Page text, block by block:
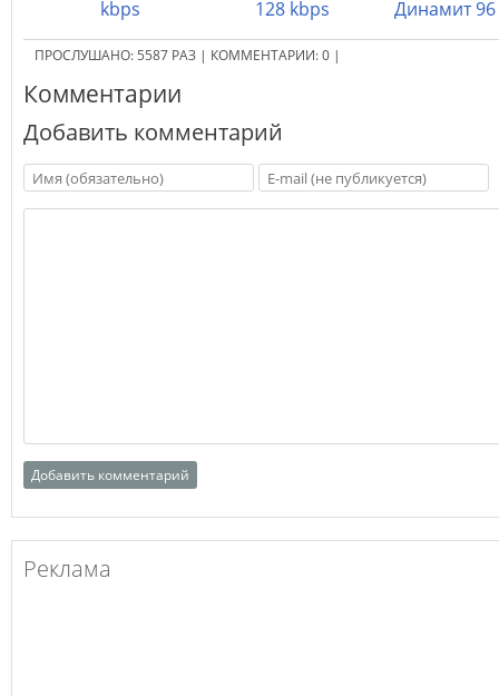
kbps
128 kbps
Динамит
ПРОСЛУШАНО: 5587 РАЗ | КОММЕНТАРИИ:0 |
Комментарии
Добавить комментарий
Реклама